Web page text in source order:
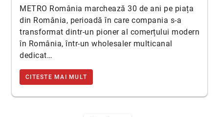
METRO România marchează 30 de ani pe piața
din România, perioadă în care compania s-a
transformat dintr-un pioner al comerțului modern
în România, într-un wholesaler multicanal
dedicat…
CITESTE MAI MULT